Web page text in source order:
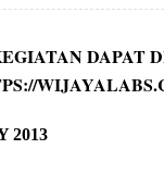
DAPAT
2013